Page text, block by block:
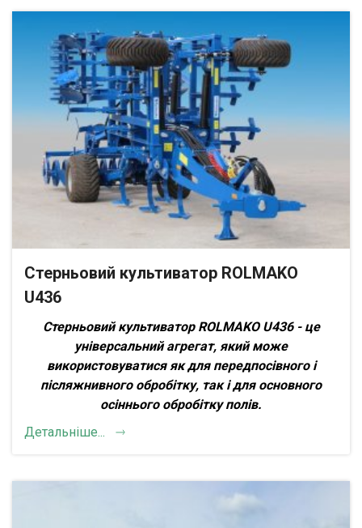
Стерньовий культиватор ROLMAKO
U436
Стерньовий культиватор ROLMAKO U436 - це
універсальний агрегат, який може
використовуватися як для передпосівного і
післяжнивного обробітку, так і для основного
осіннього обробітку полів.
Детальніше...